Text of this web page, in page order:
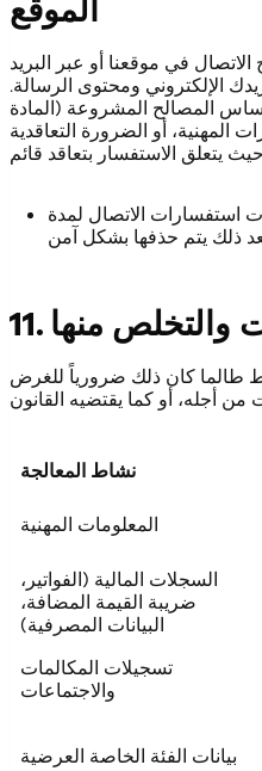
الموقع
الاتصال في موقعنا أو عبر البريد
الإلكتروني ومحتوى الرسالة.
المصالح المشروعة (المادة
المهنية، أو الضرورة التعاقدية
استفسارات الاتصال لمدة
والتخلص منها
طالما كان ذلك ضرورياً للغرض
نشاط المعالجة
المعلومات المهنية
السجلات المالية (الفواتير،
ضريبة القيمة المضافة،
البيانات المصرفية)
تسجيلات المكالمات
والاجتماعات
بيانات الفئة الخاصة العرضية